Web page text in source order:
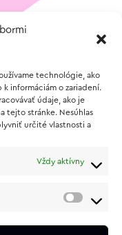
technológie, ako
informáciám o zariadení.
údaje, ako je
tejto stránke. Nesúhlas
určité vlastnosti a
Vždy aktívny